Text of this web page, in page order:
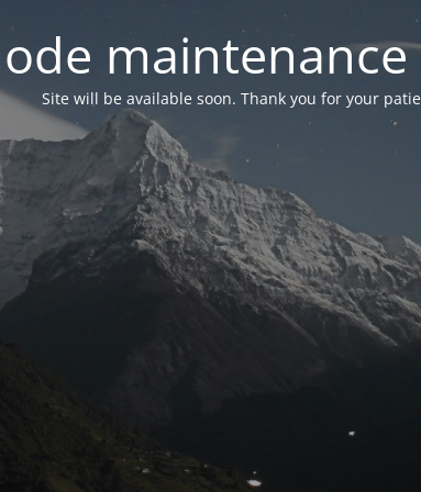
Site will be available soon. Thank you for your